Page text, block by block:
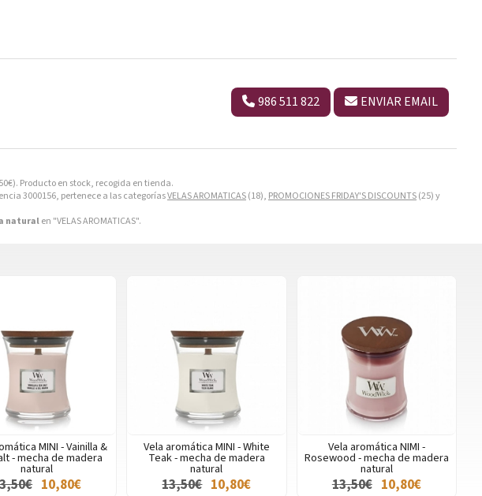
€). Producto en stock, recogida en tienda.
3000156, pertenece a las categoríasVELAS AROMATICAS(18), PROMOCIONES FRIDAY'S DISCOUNTS(25) y
naturalen "VELAS AROMATICAS".
986 511 822 ENVIAR EMAIL
MINI - Vainilla &
- mecha de madera
natural
10,80€
Vela aromática MINI - White
Teak - mecha de madera
natural
13,50€ 10,80€
Vela aromática NIMI -
Rosewood - mecha de madera
natural
13,50€ 10,80€